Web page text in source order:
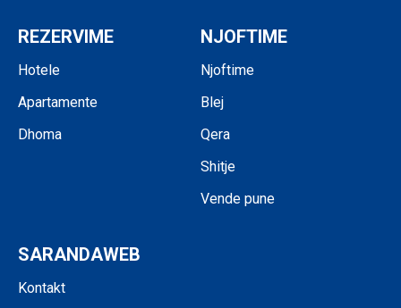
REZERVIME
Hotele
Apartamente
Dhoma
NJOFTIME
Njoftime
Blej
Qera
Shitje
Vende pune
SARANDAWEB
Kontakt